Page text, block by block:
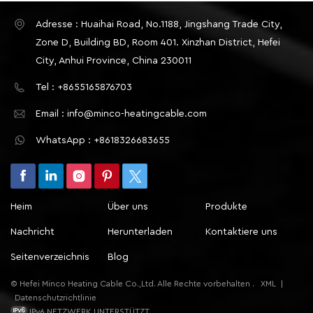
Adresse : Huaihai Road, No.1188, Jingshang Trade City,
Zone D, Building BD, Room 401. Xinzhan District, Hefei
City, Anhui Province, China 230011
Tel : +8655165876703
Email : info@minco-heatingcable.com
WhatsApp : +8618326683655
Heim Über uns Produkte
Nachricht Herunterladen Kontaktiere uns
Seitenverzeichnis Blog
© Hefei Minco Heating Cable Co.,Ltd. Alle Rechte vorbehalten . XML
Datenschutzrichtlinie